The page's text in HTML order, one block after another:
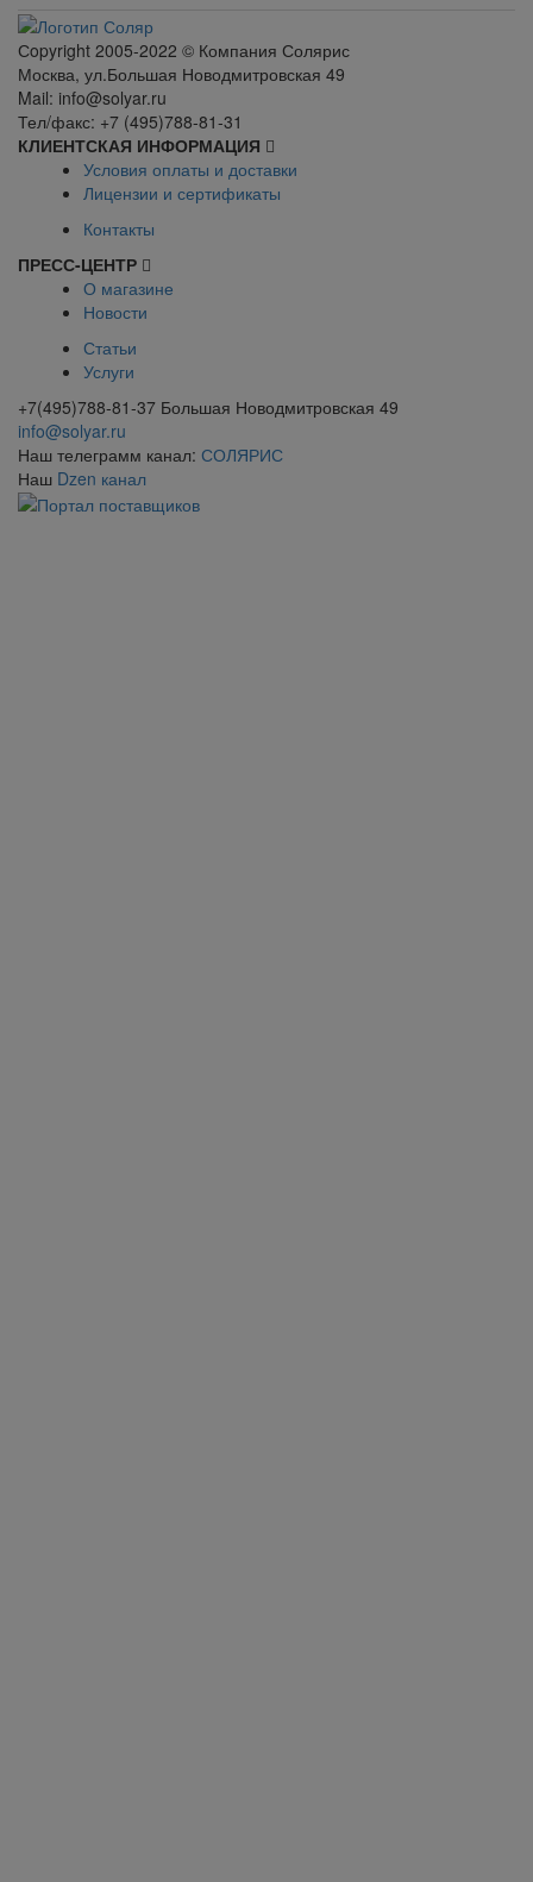
Сopyright 2005-2022 © Компания Солярис
Москва, ул.Большая Новодмитровская 49
Mail: info@solyar.ru
Тел/факс: +7 (495)788-81-31
КЛИЕНТСКАЯ ИНФОРМАЦИЯ
Условия оплаты и доставки
Лицензии и сертификаты
Контакты
ПРЕСС-ЦЕНТР
О магазине
Новости
Статьи
Услуги
+7(495)788-81-37 Большая Новодмитровская 49
info@solyar.ru
Наш телеграмм канал: СОЛЯРИС
Наш Dzen канал